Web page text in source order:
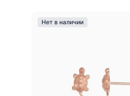
Нет в наличии